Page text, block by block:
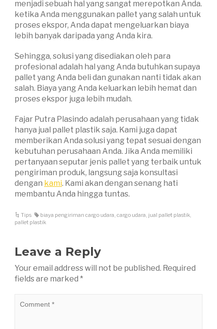
menjadi sebuah hal yang sangat merepotkan Anda.
ketika Anda menggunakan pallet yang salah untuk
proses ekspor, Anda dapat mengeluarkan biaya
lebih banyak daripada yang Anda kira.
Sehingga, solusi yang disediakan oleh para
profesional adalah hal yang Anda butuhkan supaya
pallet yang Anda beli dan gunakan nanti tidak akan
salah. Biaya yang Anda keluarkan lebih hemat dan
proses ekspor juga lebih mudah.
Fajar Putra Plasindo adalah perusahaan yang tidak
hanya jual pallet plastik saja. Kami juga dapat
memberikan Anda solusi yang tepat sesuai dengan
kebutuhan perusahaan Anda. Jika Anda memiliki
pertanyaan seputar jenis pallet yang terbaik untuk
pengiriman produk, langsung saja konsultasi
dengan kami. Kami akan dengan senang hati
membantu Anda hingga tuntas.
Tips biaya pengiriman cargo udara,cargo udara, jual pallet plastik,
pallet plastik
Leave a Reply
Your email address will not be published. Required
fields are marked *